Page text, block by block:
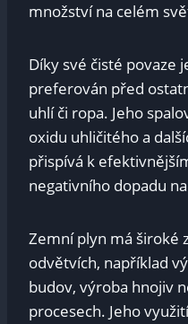
množství na celém
Díky své čisté povaze
preferován před
uhlí ‍či ropa. Jeho
oxidu uhličitého a‍
přispívá k
negativního dopadu
Zemní plyn má široké
‌odvětvích, například
budov, výroba hnojiv
procesech. ‌Jeho